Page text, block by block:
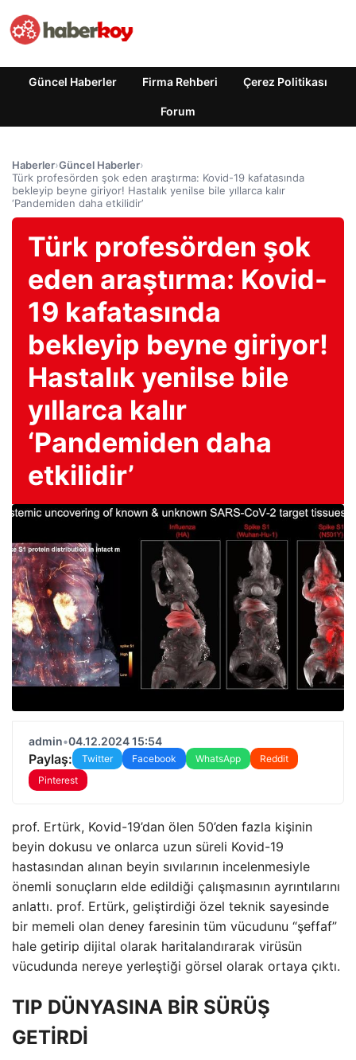
Güncel Haberler Firma Rehberi Çerez Politikası
Forum
Haberler›Güncel Haberler›
Türk profesörden şok eden araştırma: Kovid-19 kafatasında
bekleyip beyne giriyor! Hastalık yenilse bile yıllarca kalır
‘Pandemiden daha etkilidir’
Türk profesörden şok
eden araştırma: Kovid-
19 kafatasında
bekleyip beyne giriyor!
Hastalık yenilse bile
yıllarca kalır
‘Pandemiden daha
etkilidir’
admin•04.12.2024 15:54
Paylaş: Twitter Facebook WhatsApp
Reddit
Pinterest
prof. Ertürk, Kovid-19’dan ölen 50’den fazla kişinin
beyin dokusu ve onlarca uzun süreli Kovid-19
hastasından alınan beyin sıvılarının incelenmesiyle
önemli sonuçların elde edildiği çalışmasının ayrıntılarını
anlattı. prof. Ertürk, geliştirdiği özel teknik sayesinde
bir memeli olan deney faresinin tüm vücudunu “şeffaf”
hale getirip dijital olarak haritalandırarak virüsün
vücudunda nereye yerleştiği görsel olarak ortaya çıktı.
TIP DÜNYASINA BİR SÜRÜŞ
GETİRDİ